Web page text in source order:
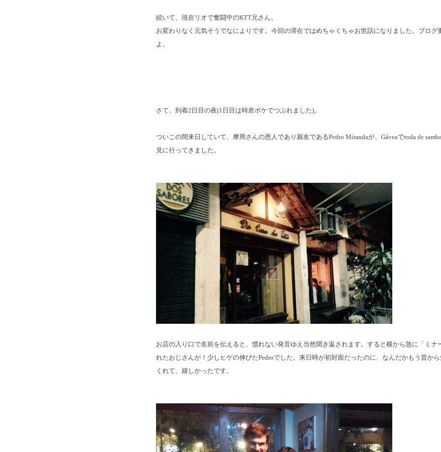
続いて、現在リオで奮闘中のKTT兄さん。
お変わりなく元気そうでなによりです。今回の滞在ではめちゃくちゃお世話になりました。ブログ
よ。
さて、到着2日目の夜(1日目は時差ボケでつぶれました)。
ついこの間来日していて、摩周さんの恩人であり親友であるPedro Mirandaが、Gáveaでroda de
見に行ってきました。
お店の入り口で名前を伝えると、慣れない発音ゆえ当然聞き返されます。すると横から急に「ミナ
れたおじさんが！少しヒゲの伸びたPedroでした。来日時が初対面だったのに、なんだかもう昔か
くれて、嬉しかったです。